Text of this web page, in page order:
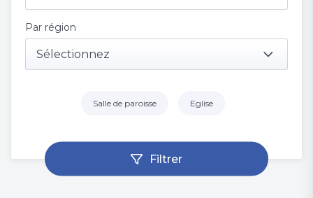
Par région
Sélectionnez
Salle de paroisse Eglise
Filtrer